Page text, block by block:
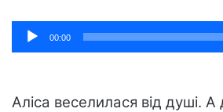
Аудіопрогравач
00:00
Аліса веселилася від душі. А